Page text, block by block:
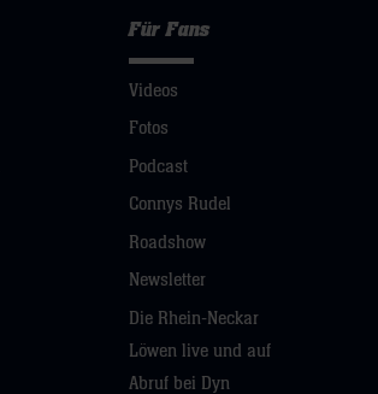
Für Fans
Videos
Fotos
Podcast
Connys Rudel
Roadshow
Newsletter
Die Rhein-Neckar
Löwen live und auf
Abruf bei Dyn